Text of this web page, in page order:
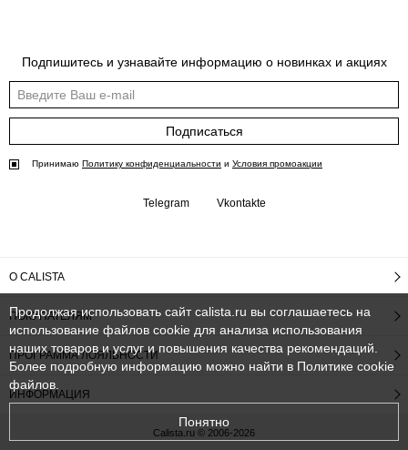
Подпишитесь и узнавайте информацию о новинках и акциях
Подписаться
Принимаю Политику конфиденциальности и Условия промоакции
Telegram Vkontakte
О CALISTA
ПОКУПАТЕЛЯМ
ПРОГРАММА ЛОЯЛЬНОСТИ
ИНФОРМАЦИЯ
Calista.ru © 2006-2026
Продолжая использовать сайт calista.ru вы соглашаетесь на
использование файлов cookie для анализа использования
наших товаров и услуг и повышения качества рекомендаций.
Более подробную информацию можно найти в Политике cookie
файлов
Понятно